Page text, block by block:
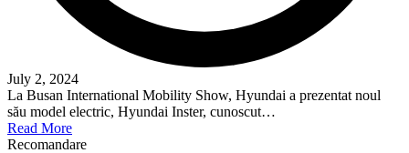
July 2, 2024
La Busan International Mobility Show, Hyundai a prezentat noul
său model electric, Hyundai Inster, cunoscut…
Read More
Recomandare